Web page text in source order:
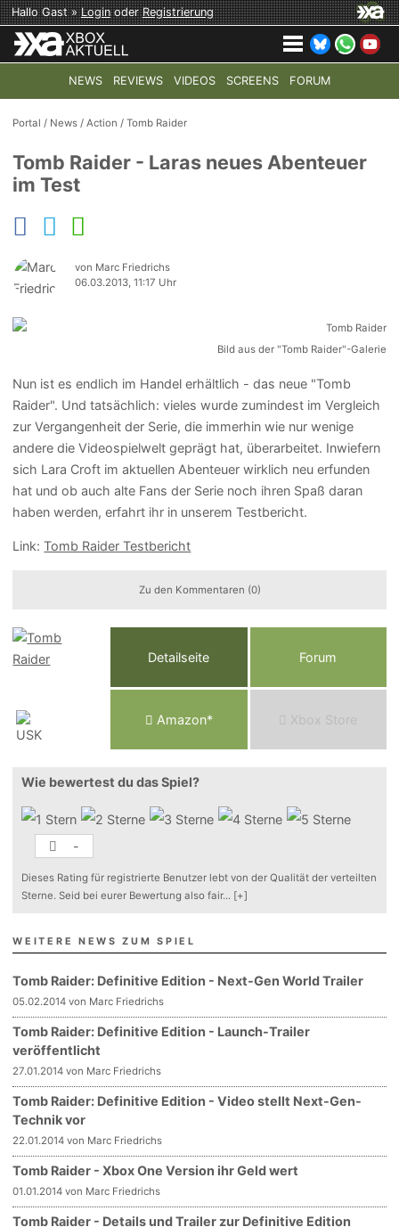
Hallo Gast »LoginoderRegistrierung
NEWS REVIEWS VIDEOS SCREENS FORUM
TOP-THEMEN: COD: MODERN WARFARE 4 HALO:
Portal / News /Action /Tomb Raider
Tomb Raider - Laras neues Abenteuer
im Test
von Marc Friedrichs
06.03.2013, 11:17 Uhr
Bild aus der "Tomb Raider"-Galerie
Nun ist es endlich im Handel erhältlich - das neue "Tomb
Raider". Und tatsächlich: vieles wurde zumindest im Vergleich
zur Vergangenheit der Serie, die immerhin wie nur wenige
andere die Videospielwelt geprägt hat, überarbeitet. Inwiefern
sich Lara Croft im aktuellen Abenteuer wirklich neu erfunden
hat und ob auch alte Fans der Serie noch ihren Spaß daran
haben werden, erfahrt ihr in unserem Testbericht.
Link:Tomb Raider Testbericht
Zu den Kommentaren (0)
Detailseite Forum
Amazon* Xbox Store
Wie bewertest du das Spiel?
-
Dieses Rating für registrierte Benutzer lebt von der Qualität der verteilten
Sterne. Seid bei eurer Bewertung also fair... [+]
WEITERE NEWS ZUM SPIEL
Tomb Raider: Definitive Edition - Next-Gen World Trailer
05.02.2014 von Marc Friedrichs
Tomb Raider: Definitive Edition - Launch-Trailer
veröffentlicht
27.01.2014 von Marc Friedrichs
Tomb Raider: Definitive Edition - Video stellt Next-Gen-
Technik vor
22.01.2014 von Marc Friedrichs
Tomb Raider - Xbox One Version ihr Geld wert
01.01.2014 von Marc Friedrichs
Tomb Raider - Details und Trailer zur Definitive Edition